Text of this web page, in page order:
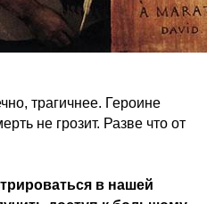
трагичнее. Героине
не грозит. Разве что от
в нашей